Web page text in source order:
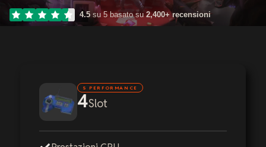
4.5 su 5 basato su2,400+ recensioni
S PERFORMANCE
4Slot